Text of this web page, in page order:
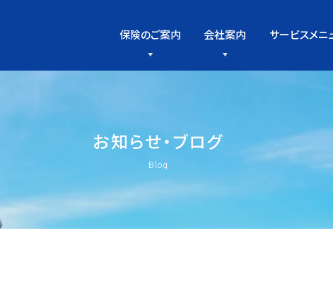
保険のご案内 会社案内 サービスメニ
お知らせ・ブログ
Blog